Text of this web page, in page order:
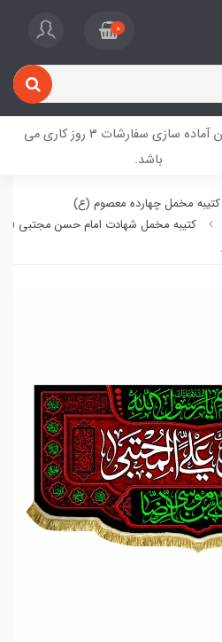
0
زمان آماده سازی سفارشات 3 روز کاری می
باشد.
کتیبه مخمل چهارده معصوم (ع)
کتیبه مخمل شهادت امام حسن مجتبی